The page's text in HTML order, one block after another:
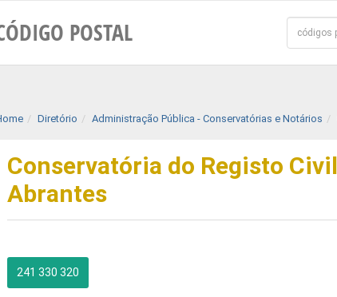
POSTAL
Diretório Administração Pública - Conservatórias e Notários
Conservatória do Registo
Abrantes
241 330 320